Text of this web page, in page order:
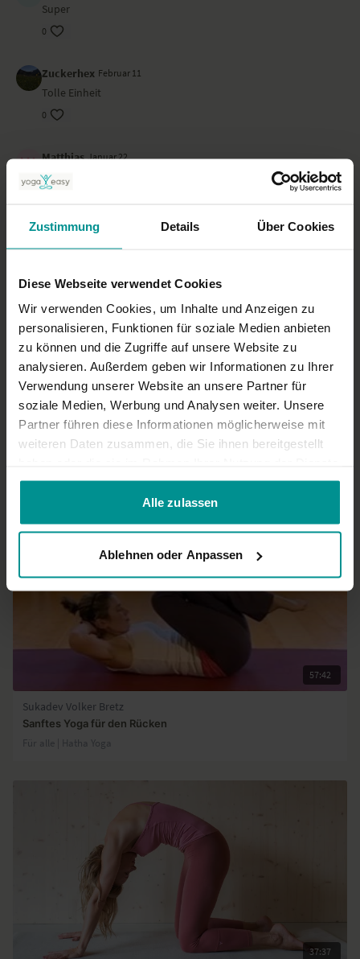
Zustimmung Details Über Cookies
Diese Webseite verwendet Cookies
Wir verwenden Cookies, um Inhalte und Anzeigen zu
personalisieren, Funktionen für soziale Medien anbieten
zu können und die Zugriffe auf unsere Website zu
analysieren. Außerdem geben wir Informationen zu Ihrer
Verwendung unserer Website an unsere Partner für
soziale Medien, Werbung und Analysen weiter. Unsere
Partner führen diese Informationen möglicherweise mit
weiteren Daten zusammen, die Sie ihnen bereitgestellt
gesammelt haben.
Alle zulassen
Ablehnen oder Anpassen
gedreht.
Super
0
Zuckerhex Februar 11
Tolle Einheit
0
Matthias Januar 22
Vicky ist ganz schön hektisch
0
Karin Dezember 27, 2025
Der Rücken fühlt sich warm und gekräftigt an, danke!
0
Mehr laden
Ähnliche Videos
57:42
Sukadev Volker Bretz
Sanftes Yoga für den Rücken
Für alle | Hatha Yoga
37:37